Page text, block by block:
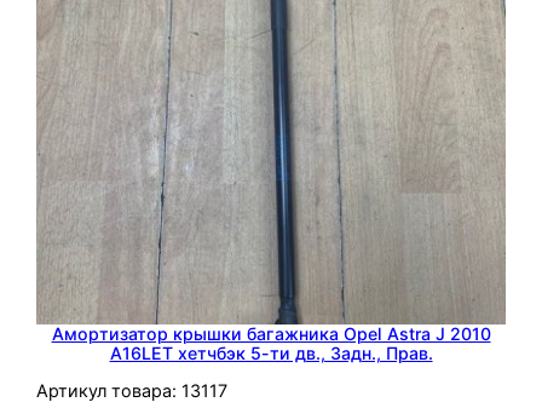
Амортизатор крышки багажника Opel Astra J 2010
A16LET хетчбэк 5-ти дв., Задн., Прав.
Артикул товара: 13117